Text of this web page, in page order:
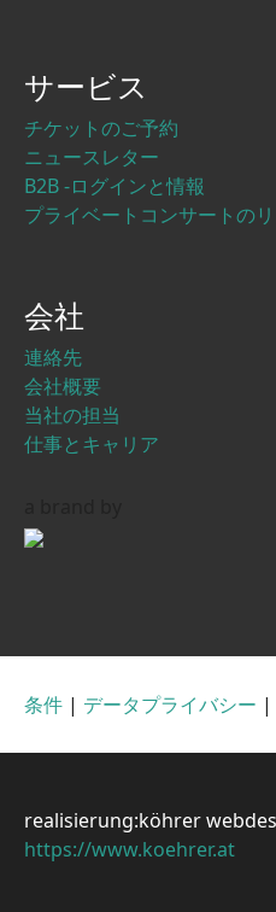
サービス
チケットのご予約
ニュースレター
B2B -ログインと情報
プライベートコンサートの
会社
連絡先
会社概要
当社の担当
仕事とキャリア
条件 | データプライバシー |
realisierung:köhrer
https://www.koehrer.at